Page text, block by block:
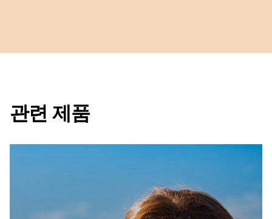
관련 제품